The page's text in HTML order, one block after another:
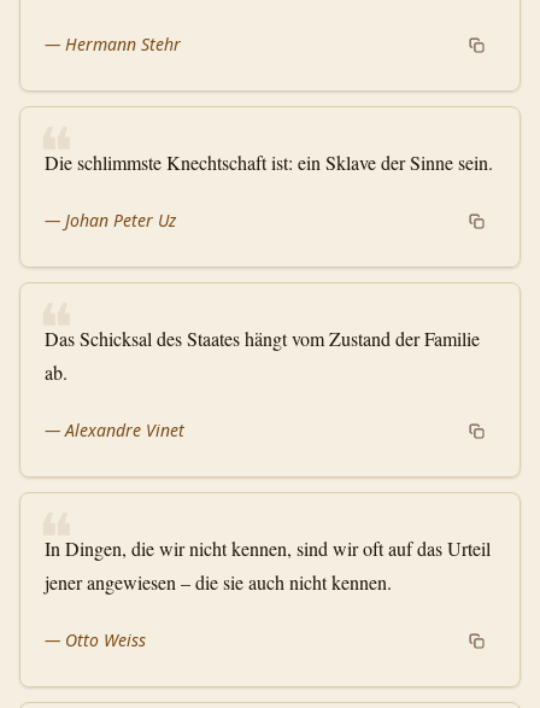
— Hermann Stehr
❝
Die schlimmste Knechtschaft ist: ein Sklave der Sinne sein.
— Johan Peter Uz
❝
Das Schicksal des Staates hängt vom Zustand der Familie
ab.
—Alexandre Vinet
❝
In Dingen, die wir nicht kennen, sind wir oft auf das Urteil
jener angewiesen – die sie auch nicht kennen.
— Otto Weiss